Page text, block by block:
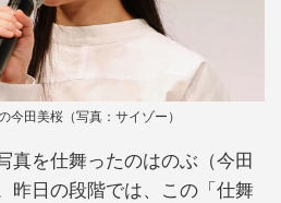
今田美桜（写真：サイゾー）
を仕舞ったのはのぶ（今田
昨日の段階では、この「仕舞